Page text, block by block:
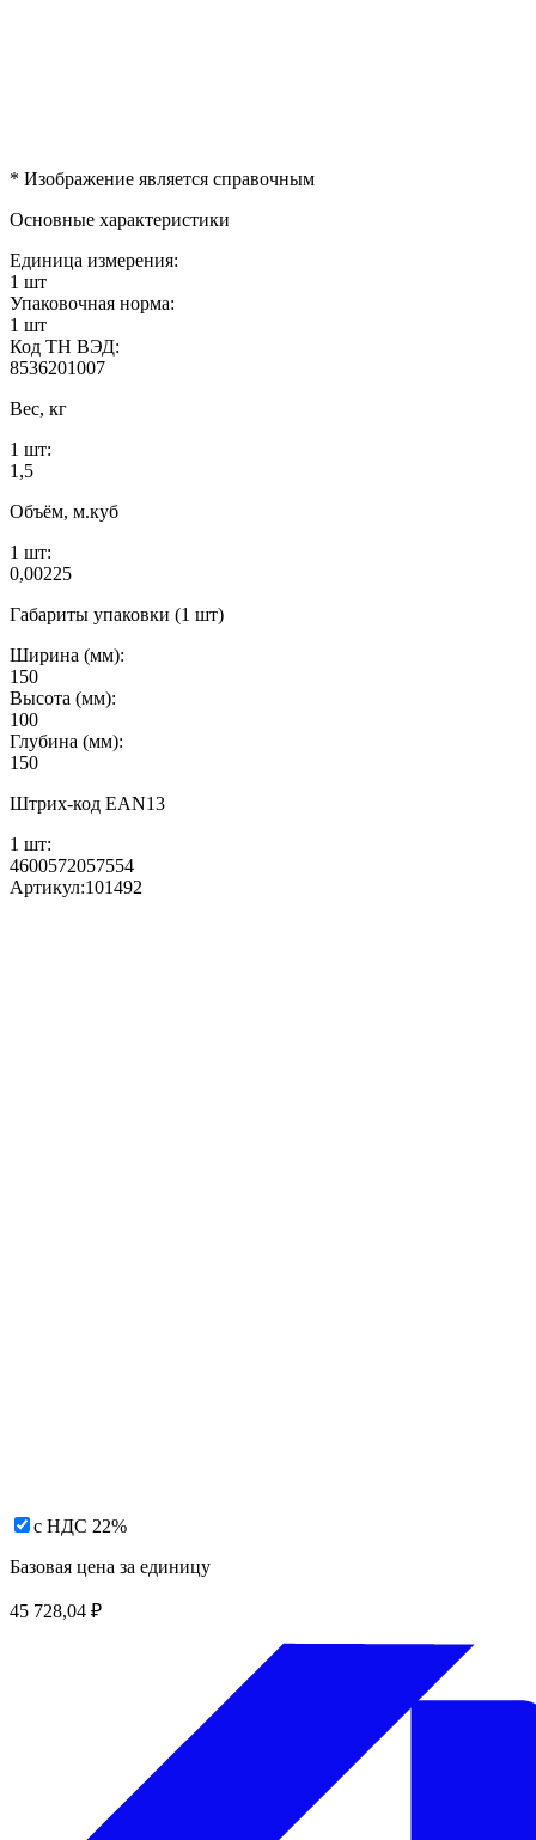
* Изображение является справочным
Основные характеристики
Единица измерения:
1 шт
Упаковочная норма:
1 шт
Код ТН ВЭД:
8536201007
Вес, кг
1 шт:
1,5
Объём, м.куб
1 шт:
0,00225
Габариты упаковки (1 шт)
Ширина (мм):
150
Высота (мм):
100
Глубина (мм):
150
Штрих-код EAN13
1 шт:
4600572057554
Артикул:101492
с НДС 22%
Базовая цена за единицу
45 728,04 ₽